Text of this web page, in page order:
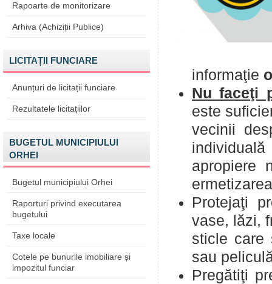
Rapoarte de monitorizare
Arhiva (Achiziții Publice)
LICITAȚII FUNCIARE
Anunțuri de licitații funciare
Rezultatele licitațiilor
BUGETUL MUNICIPIULUI
ORHEI
Bugetul municipiului Orhei
Raporturi privind executarea
bugetului
Taxe locale
Cotele pe bunurile imobiliare și
impozitul funciar
informaţie
Nu faceţi
este
vecinii
apropiere
Protejaţi
vase, lăzi,
sticle care
sau
Pregătiţi